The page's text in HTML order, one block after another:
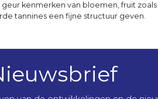
kenmerken van bloemen, fruit
tannines een fijne structuur geven.